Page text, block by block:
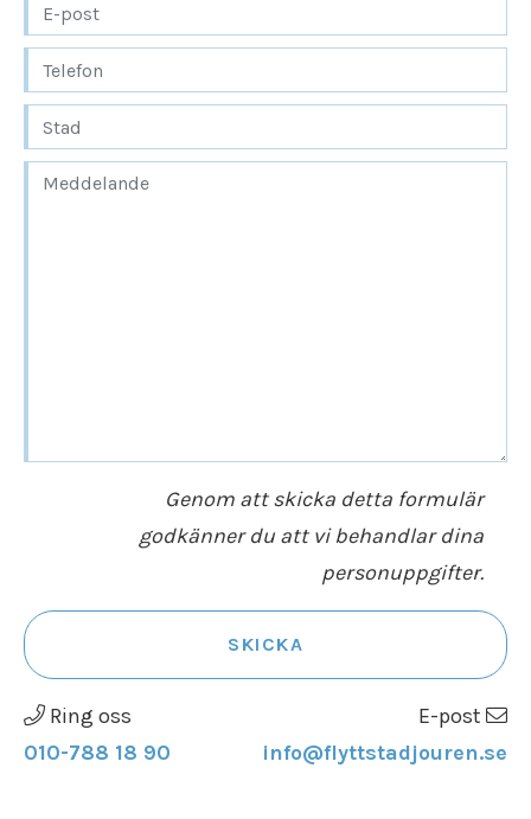
Omtalad flytthjälp ska vara enkel, säker och
prisvärd.
Vill du uppleva en flytt där du kan känna
samma trygghet från start till mål? Lämna
då in enoffertförfrågan
processen smidig och trygg.
Behöver du en hedervärd och
högaktningsfull hantering? Inkom med en
offertförfrågansnarast – så hjälper vi dig
med respekt och omtanke.
Genom att skicka detta formulär
godkänner du att vi behandlar dina
personuppgifter.
SKICKA
Ring oss
010-788 18 90
E-post
info@flyttstadjouren.se